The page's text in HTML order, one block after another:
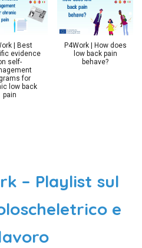
| Best
evidence
self-
for
low back
pain
P4Work | How does
low back pain
behave?
– Playlist sul
e